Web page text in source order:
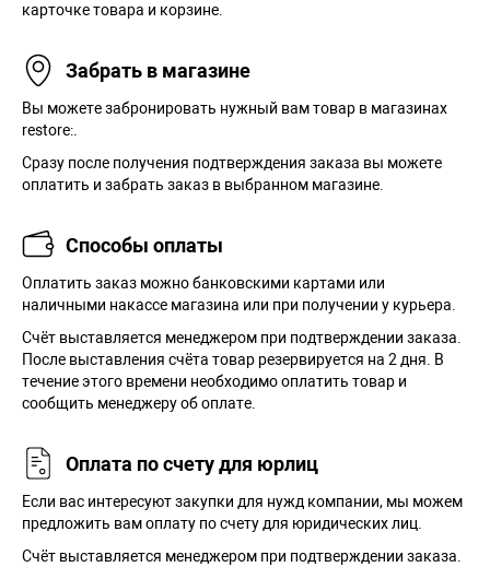
карточке товара и корзине.
Забрать в магазине
Вы можете забронировать нужный вам товар в магазинах
restore:.
Сразу после получения подтверждения заказа вы можете
оплатить и забрать заказ в выбранном магазине.
Способы оплаты
Оплатить заказ можно банковскими картами или
наличными накассе магазина или при получении у курьера.
Cчёт выставляется менеджером при подтверждении заказа.
После выставления счёта товар резервируется на 2 дня. В
течение этого времени необходимо оплатить товар и
сообщить менеджеру об оплате.
Оплата по счету для юрлиц
Если вас интересуют закупки для нужд компании, мы можем
предложить вам оплату по счету для юридических лиц.
Счёт выставляется менеджером при подтверждении заказа.